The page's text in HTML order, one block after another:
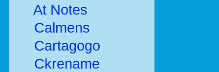
At Notes
Calmens
Cartagogo
Ckrename